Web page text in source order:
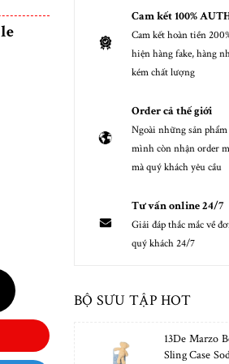
Cam kết 100%
Cam kết hoàn tiền
hiện hàng fake, hàng
kém chất lượng
Order cả thế giới
Ngoài những sản phẩm
mình còn nhận order
mà quý khách yêu cầu
Tư vấn online 24/7
Giải đáp thắc mắc về
quý khách 24/7
BỘ SƯU TẬP HOT
13De Marzo
Sling Case